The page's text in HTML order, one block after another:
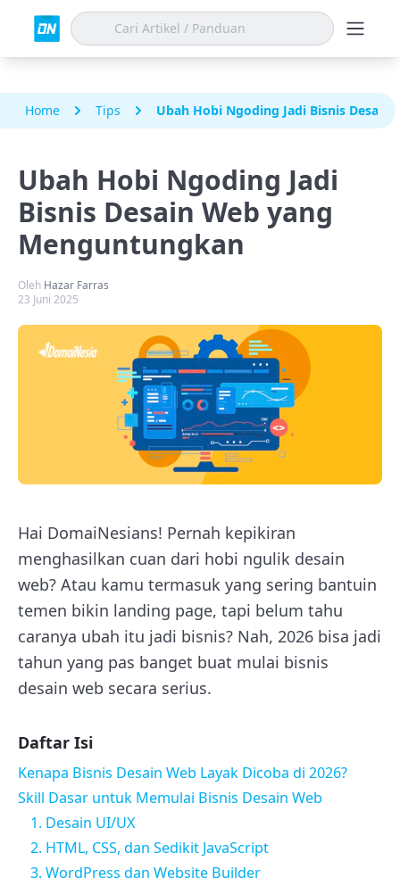
Home Tips Ubah Hobi Ngoding Jadi Bisnis
Ubah Hobi Ngoding Jadi
Bisnis Desain Web yang
Menguntungkan
Oleh Hazar Farras
23 Juni 2025
Hai DomaiNesians! Pernah kepikiran
menghasilkan cuan dari hobi ngulik desain
web? Atau kamu termasuk yang sering bantuin
temen bikin landing page, tapi belum tahu
caranya ubah itu jadi bisnis? Nah, 2026 bisa jadi
tahun yang pas banget buat mulai bisnis
desain web secara serius.
Daftar Isi
Kenapa Bisnis Desain Web Layak Dicoba di 2026?
Skill Dasar untuk Memulai Bisnis Desain Web
1. Desain UI/UX
2. HTML, CSS, dan Sedikit JavaScript
3. WordPress dan Website Builder